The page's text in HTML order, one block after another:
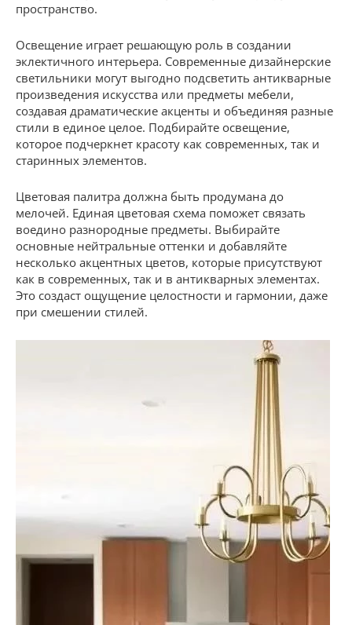
пространство.
Освещение играет решающую роль в создании
эклектичного интерьера. Современные дизайнерские
светильники могут выгодно подсветить антикварные
произведения искусства или предметы мебели,
создавая драматические акценты и объединяя разные
стили в единое целое. Подбирайте освещение,
которое подчеркнет красоту как современных, так и
старинных элементов.
Цветовая палитра должна быть продумана до
мелочей. Единая цветовая схема поможет связать
воедино разнородные предметы. Выбирайте
основные нейтральные оттенки и добавляйте
несколько акцентных цветов, которые присутствуют
как в современных, так и в антикварных элементах.
Это создаст ощущение целостности и гармонии, даже
при смешении стилей.